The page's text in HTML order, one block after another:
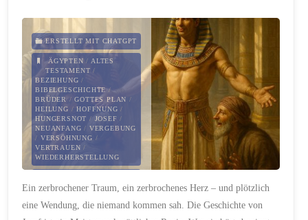
scheint"
ERSTELLT MIT CHATGPT
ÄGYPTEN / ALTES
TESTAMENT /
BEZIEHUNG /
BIBELGESCHICHTE/
BRÜDER /GOTTES PLAN /
HEILUNG /HOFFNUNG /
HUNGERSNOT / JOSEF /
NEUANFANG / VERGEBUNG
/ VERSÖHNUNG /
VERTRAUEN /
WIEDERHERSTELLUNG
Ein zerbrochener Traum, ein zerbrochenes Herz – und plötzlich
eine Wendung, die niemand kommen sah. Die Geschichte von